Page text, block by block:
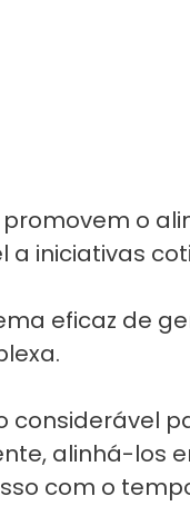
o
iniciativas
eficaz de
considerável
alinhá-
com o